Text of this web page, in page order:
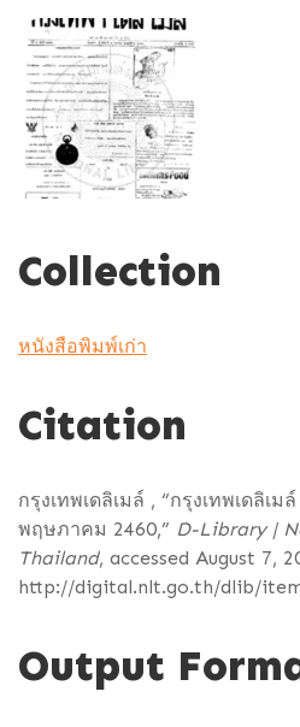
Collection
หนังสือพิมพ์เก่า
Citation
กรุงเทพเดลิเมล์ , “กรุงเทพเดลิเ
พฤษภาคม 2460,” D-Library |
Thailand, accessed August 7,
http://digital.nlt.go.th/dlib/
Output